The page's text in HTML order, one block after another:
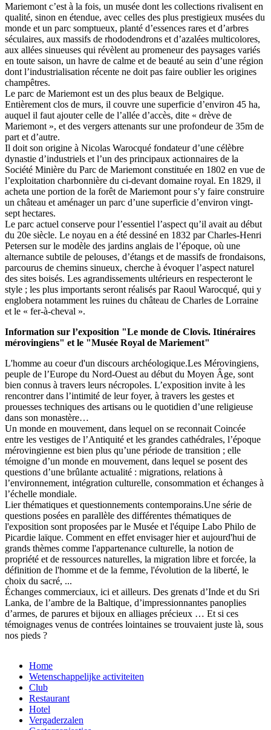
Mariemont c’est à la fois, un musée dont les collections rivalisent en
qualité, sinon en étendue, avec celles des plus prestigieux musées du
monde et un parc somptueux, planté d’essences rares et d’arbres
séculaires, aux massifs de rhododendrons et d’azalées multicolores,
aux allées sinueuses qui révèlent au promeneur des paysages variés
en toute saison, un havre de calme et de beauté au sein d’une région
dont l’industrialisation récente ne doit pas faire oublier les origines
champêtres.
Le parc de Mariemont est un des plus beaux de Belgique.
Entièrement clos de murs, il couvre une superficie d’environ 45 ha,
auquel il faut ajouter celle de l’allée d’accès, dite « drève de
Mariemont », et des vergers attenants sur une profondeur de 35m de
part et d’autre.
Il doit son origine à Nicolas Warocqué fondateur d’une célèbre
dynastie d’industriels et l’un des principaux actionnaires de la
Société Minière du Parc de Mariemont constituée en 1802 en vue de
l’exploitation charbonnière du ci-devant domaine royal. En 1829, il
acheta une portion de la forêt de Mariemont pour s’y faire construire
un château et aménager un parc d’une superficie d’environ vingt-
sept hectares.
Le parc actuel conserve pour l’essentiel l’aspect qu’il avait au début
du 20e siècle. Le noyau en a été dessiné en 1832 par Charles-Henri
Petersen sur le modèle des jardins anglais de l’époque, où une
alternance subtile de pelouses, d’étangs et de massifs de frondaisons,
parcourus de chemins sinueux, cherche à évoquer l’aspect naturel
des sites boisés. Les agrandissements ultérieurs en respecteront le
style ; les plus importants seront réalisés par Raoul Warocqué, qui y
englobera notamment les ruines du château de Charles de Lorraine
et le « fer-à-cheval ».
Information sur l’exposition "Le monde de Clovis. Itinéraires
mérovingiens" et le "Musée Royal de Mariement"
L'homme au coeur d'un discours archéologique.Les Mérovingiens,
peuple de l’Europe du Nord-Ouest au début du Moyen Âge, sont
bien connus à travers leurs nécropoles. L’exposition invite à les
rencontrer dans l’intimité de leur foyer, à travers les gestes et
prouesses techniques des artisans ou le quotidien d’une religieuse
dans son monastère…
Un monde en mouvement, dans lequel on se reconnait Coincée
entre les vestiges de l’Antiquité et les grandes cathédrales, l’époque
mérovingienne est bien plus qu’une période de transition ; elle
témoigne d’un monde en mouvement, dans lequel se posent des
questions d’une brûlante actualité : migrations, relations à
l’environnement, intégration culturelle, consommation et échanges à
l’échelle mondiale.
Lier thématiques et questionnements contemporains.Une série de
questions posées en parallèle des différentes thématiques de
l'exposition sont proposées par le Musée et l'équipe Labo Philo de
Picardie laïque. Comment en effet envisager hier et aujourd'hui de
grands thèmes comme l'appartenance culturelle, la notion de
propriété et de ressources naturelles, la migration libre et forcée, la
définition de l'homme et de la femme, l'évolution de la liberté, le
choix du sacré, ...
Échanges commerciaux, ici et ailleurs. Des grenats d’Inde et du Sri
Lanka, de l’ambre de la Baltique, d’impressionnantes panoplies
d’armes, de parures et bijoux en alliages précieux … Et si ces
témoignages venus de contrées lointaines se trouvaient juste là, sous
nos pieds ?
Home
Wetenschappelijke activiteiten
Club
Restaurant
Hotel
Vergaderzalen